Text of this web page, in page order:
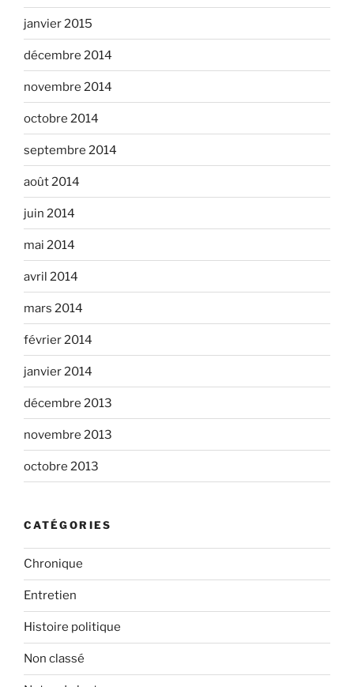
janvier 2015
décembre 2014
novembre 2014
octobre 2014
septembre 2014
août 2014
juin 2014
mai 2014
avril 2014
mars 2014
février 2014
janvier 2014
décembre 2013
novembre 2013
octobre 2013
CATÉGORIES
Chronique
Entretien
Histoire politique
Non classé